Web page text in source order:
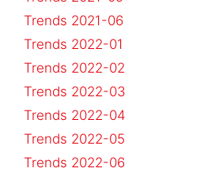
Trends 2021-06
Trends 2022-01
Trends 2022-02
Trends 2022-03
Trends 2022-04
Trends 2022-05
Trends 2022-06